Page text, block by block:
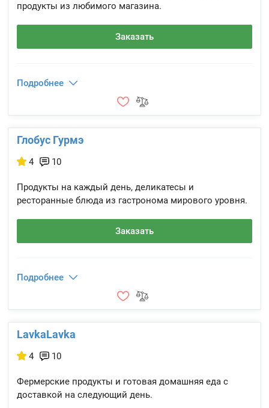
продукты из любимого магазина.
Заказать
Подробнее
Глобус Гурмэ
4 10
Продукты на каждый день, деликатесы и
ресторанные блюда из гастронома мирового уровня.
Заказать
Подробнее
LavkaLavka
4 10
Фермерские продукты и готовая домашняя еда с
доставкой на следующий день.